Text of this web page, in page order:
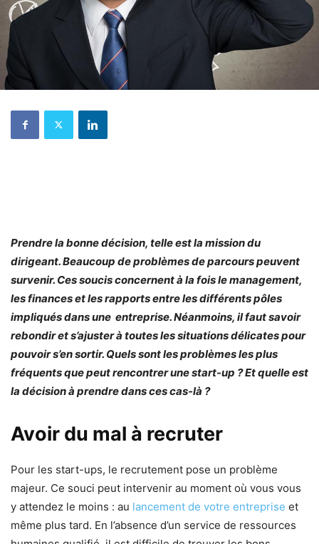
Prendre la bonne décision, telle est la mission du
dirigeant. Beaucoup de problèmes de parcours peuvent
survenir. Ces soucis concernent à la fois le management,
les finances et les rapports entre les différents pôles
impliqués dans une entreprise. Néanmoins, il faut savoir
rebondir et s’ajuster à toutes les situations délicates pour
pouvoir s’en sortir. Quels sont les problèmes les plus
fréquents que peut rencontrer une start-up ? Et quelle est
la décision à prendre dans ces cas-là ?
Avoir du mal à recruter
Pour les start-ups, le recrutement pose un problème
majeur. Ce souci peut intervenir au moment où vous vous
y attendez le moins : au lancement de votre entreprise et
même plus tard. En l’absence d’un service de ressources